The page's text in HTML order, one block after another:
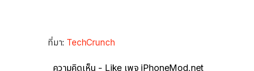
ที่มา: TechCrunch
ความคิดเห็น - Like เพจ iPhoneMod.net